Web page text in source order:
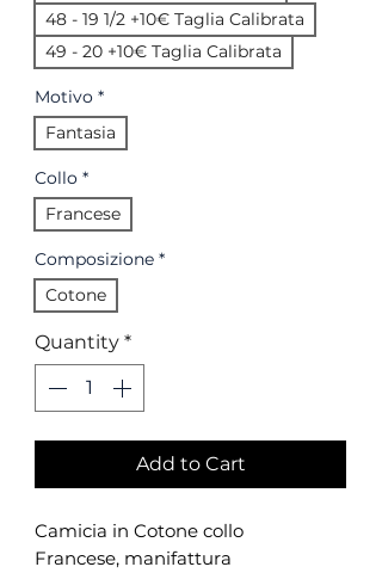
48 - 19 1/2 +10€ Taglia Calibrata
49 - 20 +10€ Taglia Calibrata
Motivo *
Fantasia
Collo *
Francese
Composizione *
Cotone
Quantity *
Add to Cart
Camicia in Cotone collo
Francese, manifattura